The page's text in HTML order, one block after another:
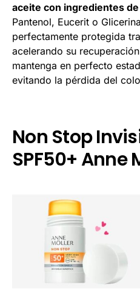
aceite con ingredientes
Pantenol, Eucerit o
perfectamente protegida
acelerando su
mantenga en perfecto
evitando la pérdida del
Non Stop
SPF50+ Anne